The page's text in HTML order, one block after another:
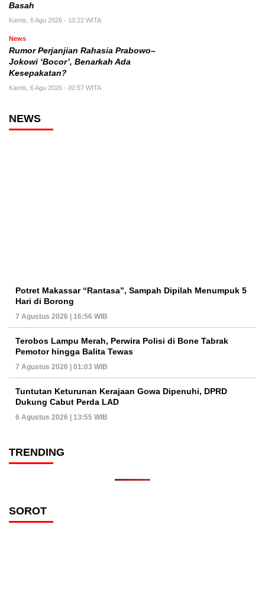
Basah
Kamis, 6 Agu 2026 - 10:22 WITA
News
Rumor Perjanjian Rahasia Prabowo–
Jokowi ‘Bocor’, Benarkah Ada
Kesepakatan?
Kamis, 6 Agu 2026 - 00:57 WITA
NEWS
Potret Makassar “Rantasa”, Sampah Dipilah Menumpuk 5
Hari di Borong
7 Agustus 2026 | 16:56 WIB
Terobos Lampu Merah, Perwira Polisi di Bone Tabrak
Pemotor hingga Balita Tewas
7 Agustus 2026 | 01:03 WIB
Tuntutan Keturunan Kerajaan Gowa Dipenuhi, DPRD
Dukung Cabut Perda LAD
6 Agustus 2026 | 13:55 WIB
TRENDING
SOROT